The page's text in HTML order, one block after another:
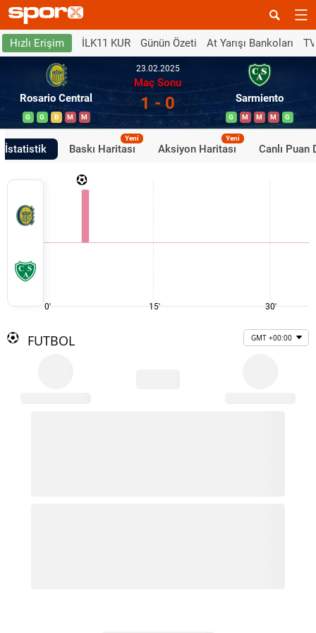
Hızlı Erişim İLK11 KUR Günün Özeti At Yarışı Bankoları
Rosario Central
G G B M M
23.02.2025
Maç Sonu
1 - 0 Sarmiento
G M M M G
İstatistik Baskı Haritası
Yeni
Aksiyon Haritası
Yeni
Canlı Puan
0' 15' 30'
FUTBOL GMT +00:00